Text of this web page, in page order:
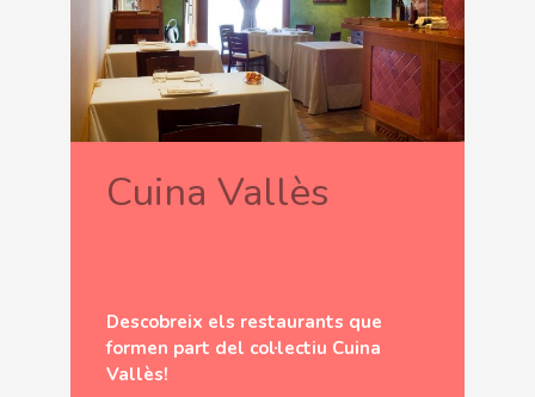
Cuina Vallès
Descobreix els restaurants que
formen part del col·lectiu Cuina
Vallès!